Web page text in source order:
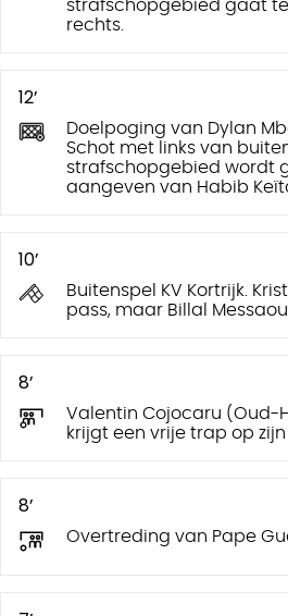
strafschopgebied gaat
rechts.
12’
Doelpoging van Dylan
Schot met links van
strafschopgebied wordt
aangeven van Habib
10’
Buitenspel KV Kortrijk.
pass, maar Billal
8’
Valentin Cojocaru (Oud-
krijgt een vrije trap op
8’
Overtreding van Pape